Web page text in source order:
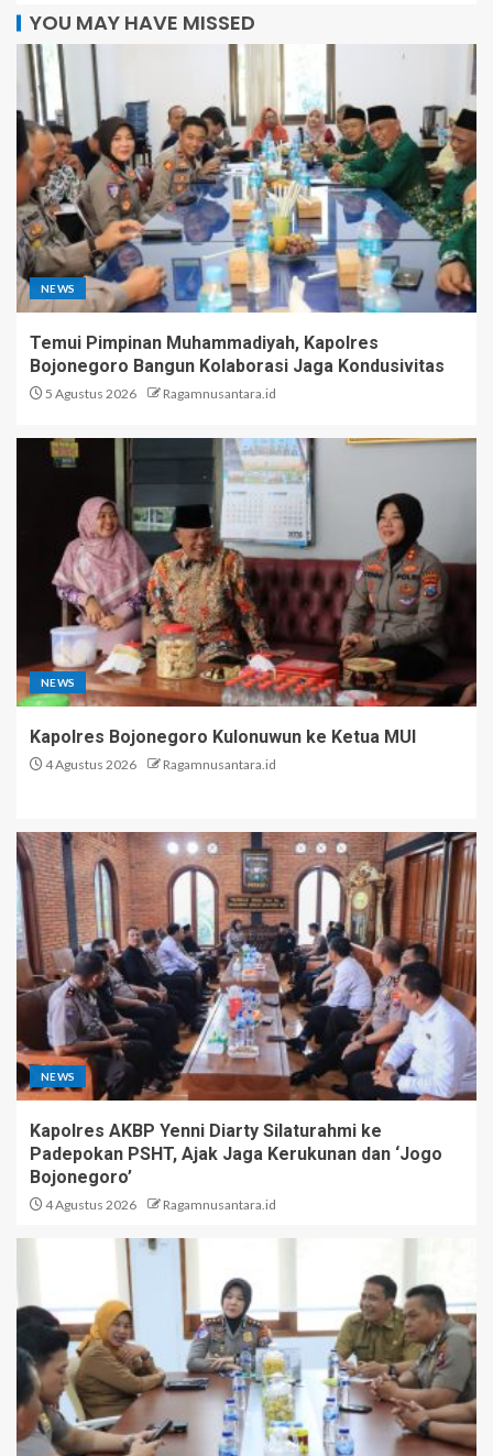
YOU MAY HAVE MISSED
NEWS
Temui Pimpinan Muhammadiyah, Kapolres
Bojonegoro Bangun Kolaborasi Jaga Kondusivitas
5 Agustus 2026 Ragamnusantara.id
NEWS
Kapolres Bojonegoro Kulonuwun ke Ketua MUI
4 Agustus 2026 Ragamnusantara.id
NEWS
Kapolres AKBP Yenni Diarty Silaturahmi ke
Padepokan PSHT, Ajak Jaga Kerukunan dan ‘Jogo
Bojonegoro’
4 Agustus 2026 Ragamnusantara.id